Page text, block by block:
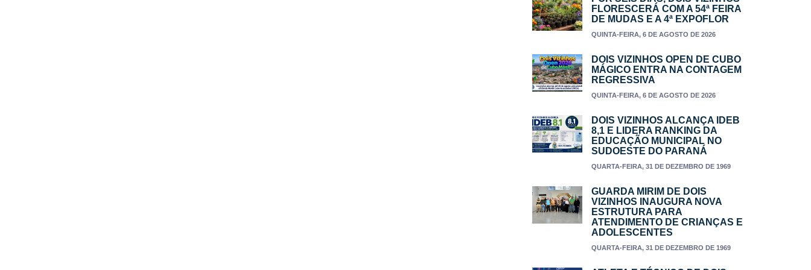
FLORESCERÁ COM A 54ª FEIRA
DE MUDAS E A 4ª EXPOFLOR
QUINTA-FEIRA, 6 DE AGOSTO DE 2026
DOIS VIZINHOS OPEN DE CUBO
MÁGICO ENTRA NA CONTAGEM
REGRESSIVA
QUINTA-FEIRA, 6 DE AGOSTO DE 2026
DOIS VIZINHOS ALCANÇA IDEB
8,1 E LIDERA RANKING DA
EDUCAÇÃO MUNICIPAL NO
SUDOESTE DO PARANÁ
QUARTA-FEIRA, 31 DE DEZEMBRO DE 1969
GUARDA MIRIM DE DOIS
VIZINHOS INAUGURA NOVA
ESTRUTURA PARA
ATENDIMENTO DE CRIANÇAS E
ADOLESCENTES
QUARTA-FEIRA, 31 DE DEZEMBRO DE 1969